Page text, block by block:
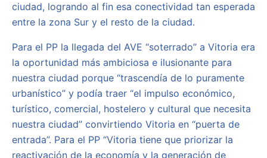
ciudad, logrando al fin esa conectividad tan esperada
entre la zona Sur y el resto de la ciudad.
Para el PP la llegada del AVE “soterrado” a Vitoria era
la oportunidad más ambiciosa e ilusionante para
nuestra ciudad porque “trascendía de lo puramente
urbanístico” y podía traer “el impulso económico,
turístico, comercial, hostelero y cultural que necesita
nuestra ciudad” convirtiendo Vitoria en “puerta de
entrada”. Para el PP “Vitoria tiene que priorizar la
reactivación de la economía y la generación de